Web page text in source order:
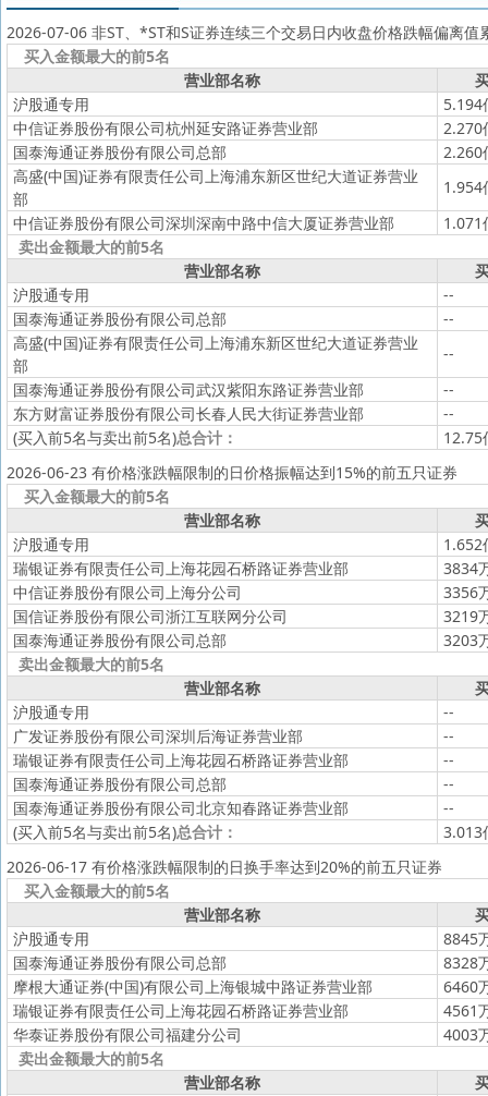
2026-07-06 非ST、*ST和S证券连续三个交易日内收盘价格跌幅偏离值
买入金额最大的前5名
营业部名称
沪股通专用
5.194
中信证券股份有限公司杭州延安路证券营业部
2.270
国泰海通证券股份有限公司总部
2.260
高盛(中国)证券有限责任公司上海浦东新区世纪大道证券营业
部
1.954
中信证券股份有限公司深圳深南中路中信大厦证券营业部
1.071
卖出金额最大的前5名
营业部名称
沪股通专用
--
国泰海通证券股份有限公司总部
--
高盛(中国)证券有限责任公司上海浦东新区世纪大道证券营业
部
--
国泰海通证券股份有限公司武汉紫阳东路证券营业部
--
东方财富证券股份有限公司长春人民大街证券营业部
--
(买入前5名与卖出前5名)总合计：
12.75
2026-06-23 有价格涨跌幅限制的日价格振幅达到15%的前五只证券
买入金额最大的前5名
营业部名称
沪股通专用
1.652
瑞银证券有限责任公司上海花园石桥路证券营业部
3834
中信证券股份有限公司上海分公司
3356
国信证券股份有限公司浙江互联网分公司
3219
国泰海通证券股份有限公司总部
3203
卖出金额最大的前5名
营业部名称
沪股通专用
--
广发证券股份有限公司深圳后海证券营业部
--
瑞银证券有限责任公司上海花园石桥路证券营业部
--
国泰海通证券股份有限公司总部
--
国泰海通证券股份有限公司北京知春路证券营业部
--
(买入前5名与卖出前5名)总合计：
3.013
2026-06-17 有价格涨跌幅限制的日换手率达到20%的前五只证券
买入金额最大的前5名
营业部名称
沪股通专用
8845
国泰海通证券股份有限公司总部
8328
摩根大通证券(中国)有限公司上海银城中路证券营业部
6460
瑞银证券有限责任公司上海花园石桥路证券营业部
4561
华泰证券股份有限公司福建分公司
4003
卖出金额最大的前5名
营业部名称